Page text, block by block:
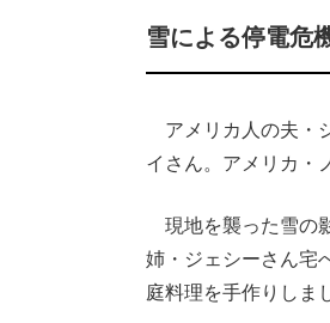
雪による停電危
アメリカ人の夫・
イさん。アメリカ・
現地を襲った雪の
姉・ジェシーさん宅
庭料理を手作りしま